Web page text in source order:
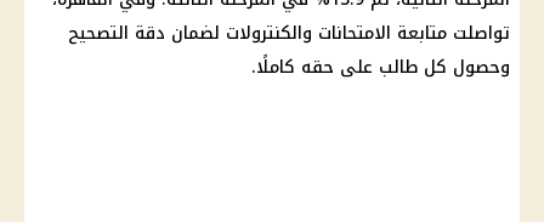
تواصلت متابعة الامتحانات والكنترولات لضمان دقة التصحيح
وحصول كل طالب على حقه كاملًا.